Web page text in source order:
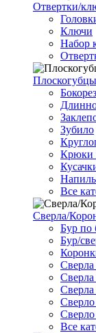
Отвертки/
Ключи
Набор
Зубило
Крюки
Все
Сверла/
Бур по
Бур/
Сверла
Сверла
Сверло
Все